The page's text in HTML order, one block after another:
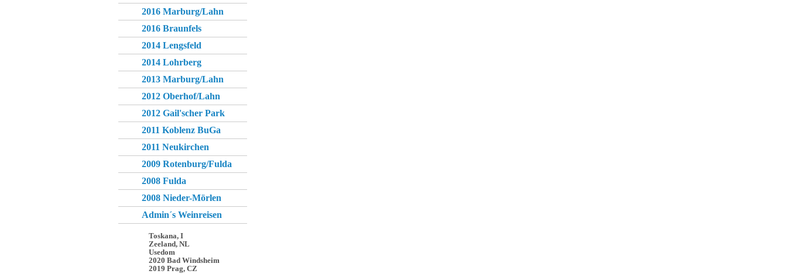
2016 Marburg/Lahn
2016 Braunfels
2014 Lengsfeld
2014 Lohrberg
2013 Marburg/Lahn
2012 Oberhof/Lahn
2012 Gail'scher Park
2011 Koblenz BuGa
2011 Neukirchen
2009 Rotenburg/Fulda
2008 Fulda
2008 Nieder-Mörlen
Admin´s Weinreisen
Toskana, I
Zeeland, NL
Usedom
2020 Bad Windsheim
2019 Prag, CZ